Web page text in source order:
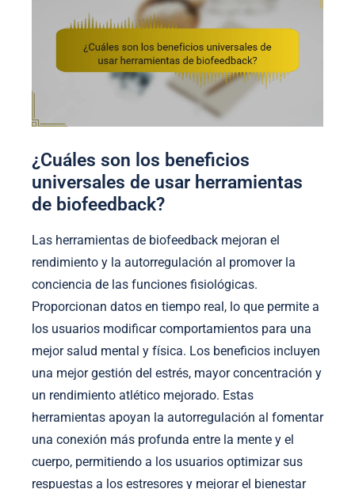
¿Cuáles son los beneficios
universales de usar herramientas
de biofeedback?
Las herramientas de biofeedback mejoran el
rendimiento y la autorregulación al promover la
conciencia de las funciones fisiológicas.
Proporcionan datos en tiempo real, lo que permite a
los usuarios modificar comportamientos para una
mejor salud mental y física. Los beneficios incluyen
una mejor gestión del estrés, mayor concentración y
un rendimiento atlético mejorado. Estas
herramientas apoyan la autorregulación al fomentar
una conexión más profunda entre la mente y el
cuerpo, permitiendo a los usuarios optimizar sus
respuestas a los estresores y mejorar el bienestar